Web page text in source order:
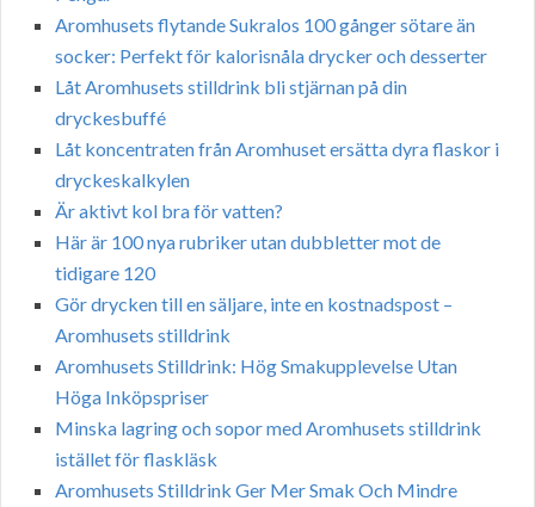
Aromhusets flytande Sukralos 100 gånger sötare än
socker: Perfekt för kalorisnåla drycker och desserter
Låt Aromhusets stilldrink bli stjärnan på din
dryckesbuffé
Låt koncentraten från Aromhuset ersätta dyra flaskor i
dryckeskalkylen
Är aktivt kol bra för vatten?
Här är 100 nya rubriker utan dubbletter mot de
tidigare 120
Gör drycken till en säljare, inte en kostnadspost –
Aromhusets stilldrink
Aromhusets Stilldrink: Hög Smakupplevelse Utan
Höga Inköpspriser
Minska lagring och sopor med Aromhusets stilldrink
istället för flaskläsk
Aromhusets Stilldrink Ger Mer Smak Och Mindre